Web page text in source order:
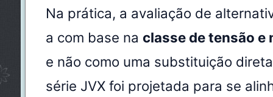
Na prática, a avaliação de
a com base na classe de tensão e
e não como uma substituição
série JVX foi projetada para se